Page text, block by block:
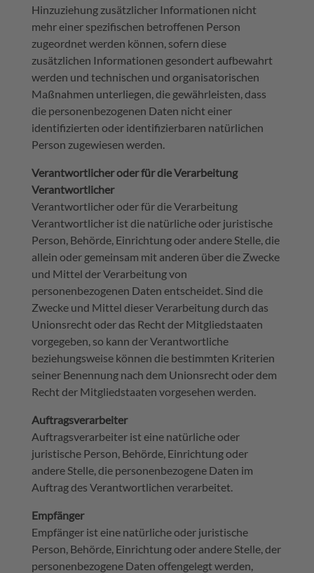
Hinzuziehung zusätzlicher Informationen nicht
mehr einer spezifischen betroffenen Person
zugeordnet werden können, sofern diese
zusätzlichen Informationen gesondert aufbewahrt
werden und technischen und organisatorischen
Maßnahmen unterliegen, die gewährleisten, dass
die personenbezogenen Daten nicht einer
identifizierten oder identifizierbaren natürlichen
Person zugewiesen werden.
Verantwortlicher oder für die Verarbeitung
Verantwortlicher
Verantwortlicher oder für die Verarbeitung
Verantwortlicher ist die natürliche oder juristische
Person, Behörde, Einrichtung oder andere Stelle, die
allein oder gemeinsam mit anderen über die Zwecke
und Mittel der Verarbeitung von
personenbezogenen Daten entscheidet. Sind die
Zwecke und Mittel dieser Verarbeitung durch das
Unionsrecht oder das Recht der Mitgliedstaaten
vorgegeben, so kann der Verantwortliche
beziehungsweise können die bestimmten Kriterien
seiner Benennung nach dem Unionsrecht oder dem
Recht der Mitgliedstaaten vorgesehen werden.
Auftragsverarbeiter
Auftragsverarbeiter ist eine natürliche oder
juristische Person, Behörde, Einrichtung oder
andere Stelle, die personenbezogene Daten im
Auftrag des Verantwortlichen verarbeitet.
Empfänger
Empfänger ist eine natürliche oder juristische
Person, Behörde, Einrichtung oder andere Stelle, der
personenbezogene Daten offengelegt werden,